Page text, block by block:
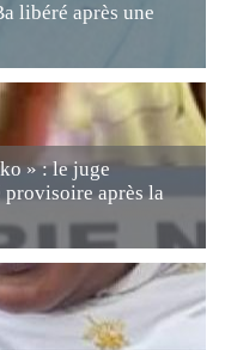
libéré après une
» : le juge
après la